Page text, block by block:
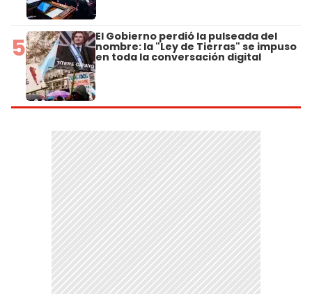
5 El Gobierno perdió la pulseada del
nombre: la "Ley de Tierras" se impuso
en toda la conversación digital